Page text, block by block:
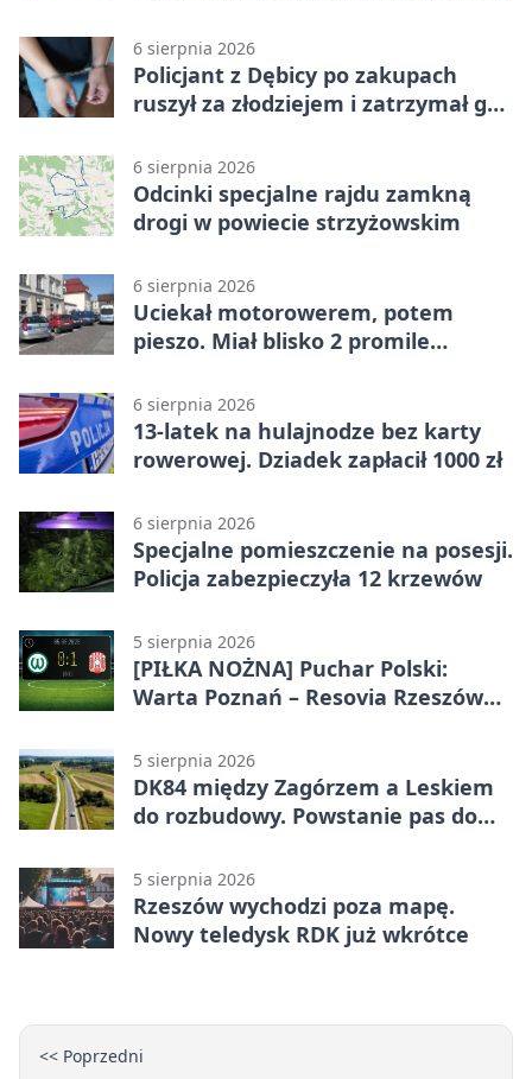
6 sierpnia 2026
Policjant z Dębicy po zakupach
ruszył za złodziejem i zatrzymał go
6 sierpnia 2026
Odcinki specjalne rajdu zamkną
drogi w powiecie strzyżowskim
6 sierpnia 2026
Uciekał motorowerem, potem
pieszo. Miał blisko 2 promile
6 sierpnia 2026
13-latek na hulajnodze bez karty
rowerowej. Dziadek zapłacił 1000 zł
6 sierpnia 2026
Specjalne pomieszczenie na posesji.
Policja zabezpieczyła 12 krzewów
5 sierpnia 2026
[PIŁKA NOŻNA] Puchar Polski:
Warta Poznań – Resovia Rzeszów
pierwszoligowca
5 sierpnia 2026
DK84 między Zagórzem a Leskiem
do rozbudowy. Powstanie pas do
5 sierpnia 2026
Rzeszów wychodzi poza mapę.
Nowy teledysk RDK już wkrótce
<< Poprzedni